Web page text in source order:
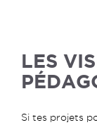
LES
Si tes projets